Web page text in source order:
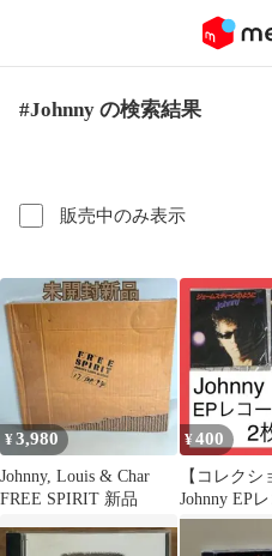
#Johnny の検索結果
販売中のみ表示
¥3,980
Johnny, Louis & Char
FREE SPIRIT 新品
¥400
【コレクシ
Johnny EP
枚セット